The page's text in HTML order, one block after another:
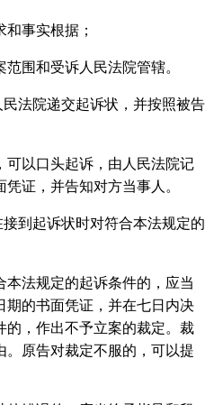
和事实根据；
范围和受诉人民法院管辖。
法院递交起诉状，并按照被告
可以口头起诉，由人民法院记
证，并告知对方当事人。
接到起诉状时对符合本法规定的
本法规定的起诉条件的，应当
期的书面凭证，并在七日内决
的，作出不予立案的裁定。裁
。原告对裁定不服的，可以提